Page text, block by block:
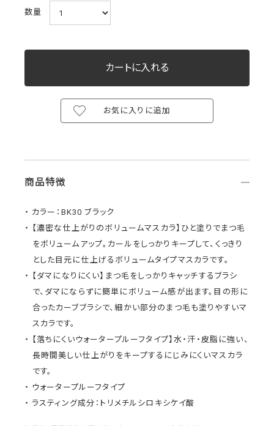
数量
お気に入りに追加
商品特徴
カラー：BK30 ブラック
【濃密な仕上がりのボリュームマスカラ】ひと塗りでまつ毛
をボリュームアップ。カールをしっかりキープして、くっきり
とした目元に仕上げるボリュームタイプマスカラです。
【ダマになりにくい】まつ毛をしっかりキャッチするブラシ
で、ダマにならずに簡単にボリューム感が出ます。目の形に
合ったカーブブラシで、細かい部分のまつ毛も塗りやすいマ
スカラです。
【落ちにくいウォータープルーフタイプ】水・汗・皮脂に強い、
長時間美しい仕上がりをキープするにじみにくいマスカラ
です。
ウォータープルーフタイプ
ラスティング成分：トリメチルシロキシケイ酸